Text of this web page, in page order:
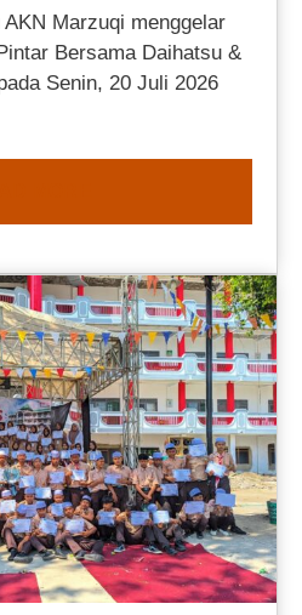
AKN Marzuqi menggelar
Bersama Daihatsu &
Senin, 20 Juli 2026